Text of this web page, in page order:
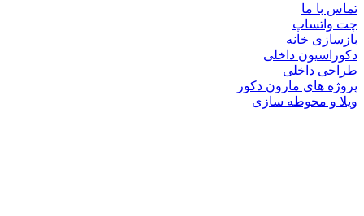
تماس با ما
چت واتساپ
بازسازی خانه
دکوراسیون داخلی
طراحی داخلی
پروژه های مارون دکور
ویلا و محوطه سازی